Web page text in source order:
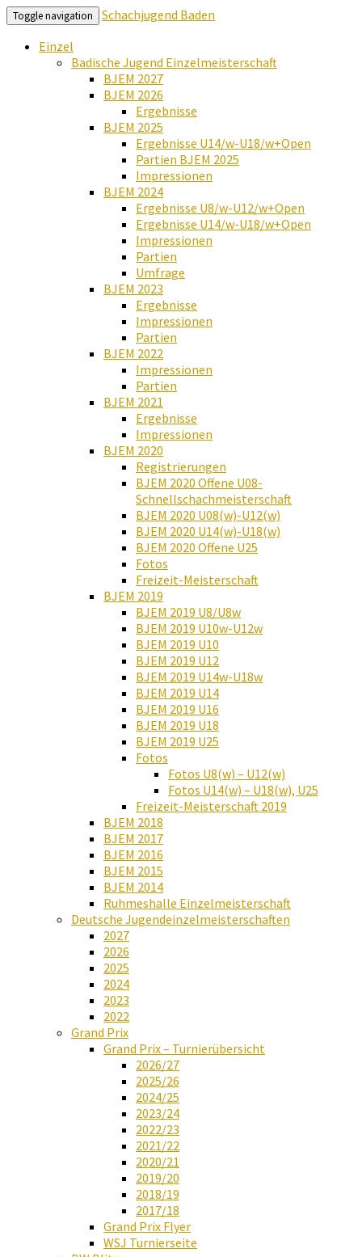
Toggle navigation
Schachjugend Baden
Einzel
Badische Jugend Einzelmeisterschaft
BJEM 2027
BJEM 2026
Ergebnisse
BJEM 2025
Ergebnisse U14/w-U18/w+Open
Partien BJEM 2025
Impressionen
BJEM 2024
Ergebnisse U8/w-U12/w+Open
Ergebnisse U14/w-U18/w+Open
Impressionen
Partien
Umfrage
BJEM 2023
Ergebnisse
Impressionen
Partien
BJEM 2022
Impressionen
Partien
BJEM 2021
Ergebnisse
Impressionen
BJEM 2020
Registrierungen
BJEM 2020 Offene U08-
Schnellschachmeisterschaft
BJEM 2020 U08(w)-U12(w)
BJEM 2020 U14(w)-U18(w)
BJEM 2020 Offene U25
Fotos
Freizeit-Meisterschaft
BJEM 2019
BJEM 2019 U8/U8w
BJEM 2019 U10w-U12w
BJEM 2019 U10
BJEM 2019 U12
BJEM 2019 U14w-U18w
BJEM 2019 U14
BJEM 2019 U16
BJEM 2019 U18
BJEM 2019 U25
Fotos
Fotos U8(w) – U12(w)
Fotos U14(w) – U18(w), U25
Freizeit-Meisterschaft 2019
BJEM 2018
BJEM 2017
BJEM 2016
BJEM 2015
BJEM 2014
Ruhmeshalle Einzelmeisterschaft
Deutsche Jugendeinzelmeisterschaften
2027
2026
2025
2024
2023
2022
Grand Prix
Grand Prix – Turnierübersicht
2026/27
2025/26
2024/25
2023/24
2022/23
2021/22
2020/21
2019/20
2018/19
2017/18
Grand Prix Flyer
WSJ Turnierseite